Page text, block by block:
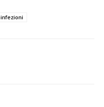
infezioni